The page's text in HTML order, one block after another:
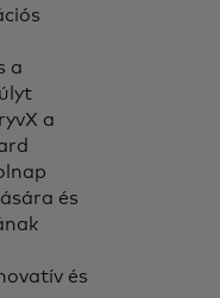
a
a
és
és